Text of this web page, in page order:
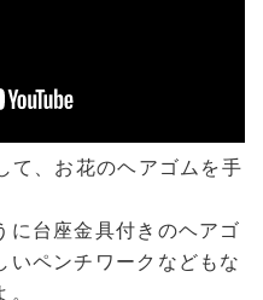
て、お花のヘアゴムを手
に台座金具付きのヘアゴ
いペンチワークなどもな